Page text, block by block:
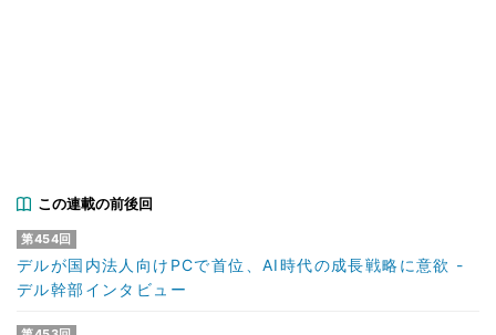
この連載の前後回
第454回
デルが国内法人向けPCで首位、AI時代の成長戦略に意欲 -
デル幹部インタビュー